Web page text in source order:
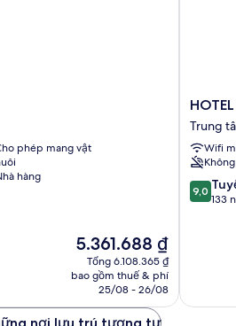
phép mang vật
hàng
Giá
hiện
tại
5.361.688 ₫
5.361.688 ₫
Tổng 6.108.365 ₫
bao gồm thuế & phí
25/08 - 26/08
HOTEL
NICE
Trung
tâm
Nice
Trung
Wifi
9.0
trên
9,0
133
nơi lưu trú tương tự